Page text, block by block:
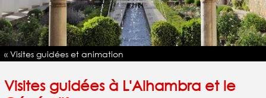
« Visites guidées et animation
Visites guidées à L'Alhambra et le